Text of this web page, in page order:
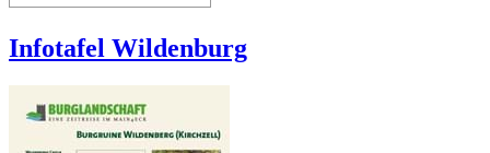
Infotafel Wildenburg